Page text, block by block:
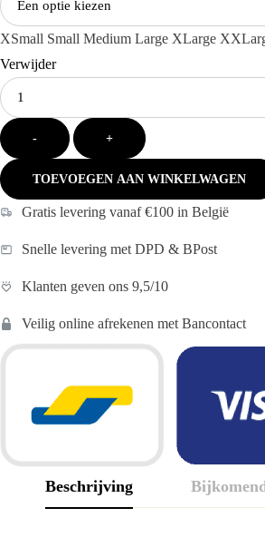
XSmall Small Medium Large XLarge
Verwijder
Kies
je
aantal:- +
TOEVOEGEN AAN WINKELWAGEN
Gratis levering vanaf €100 in België
Snelle levering met DPD & BPost
Klanten geven ons 9,5/10
Veilig online afrekenen met Bancontact
Beschrijving